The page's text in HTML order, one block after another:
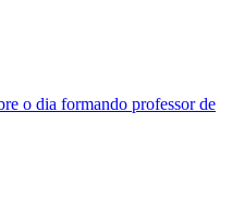
o dia formando professor de